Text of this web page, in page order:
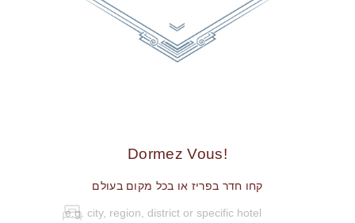
!Dormez Vous
קחו חדר בפריז או בכל מקום בעולם